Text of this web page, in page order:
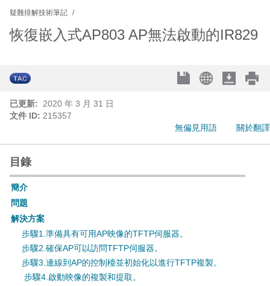
疑難排解技術筆記
恢復嵌入式AP803 AP無法啟動的IR829
已更新:
2020 年 3 月 31 日
文件 ID: 215357
無偏見用語
關於翻譯
目錄
簡介
問題
解決方案
步驟1.準備具有可用AP映像的TFTP伺服器。
步驟2.確保AP可以訪問TFTP伺服器。
步驟3.連線到AP的控制檯並初始化以進行TFTP複製。
步驟4.啟動映像的複製和提取。